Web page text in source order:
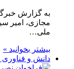
به گزارش
مجازی، امیر
ملی…
بیشتر بخوانید »
دانش و فناوری